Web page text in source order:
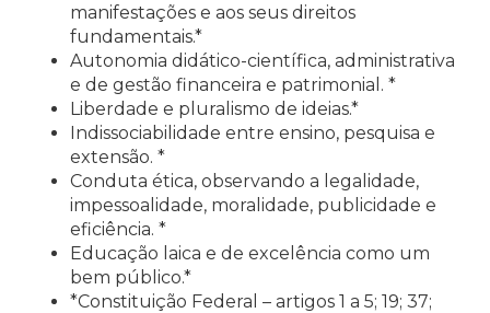
manifestações e aos seus direitos
fundamentais.*
Autonomia didático-científica, administrativa
e de gestão financeira e patrimonial. *
Liberdade e pluralismo de ideias.*
Indissociabilidade entre ensino, pesquisa e
extensão. *
Conduta ética, observando a legalidade,
impessoalidade, moralidade, publicidade e
eficiência. *
Educação laica e de excelência como um
bem público.*
*Constituição Federal – artigos 1 a 5; 19; 37;